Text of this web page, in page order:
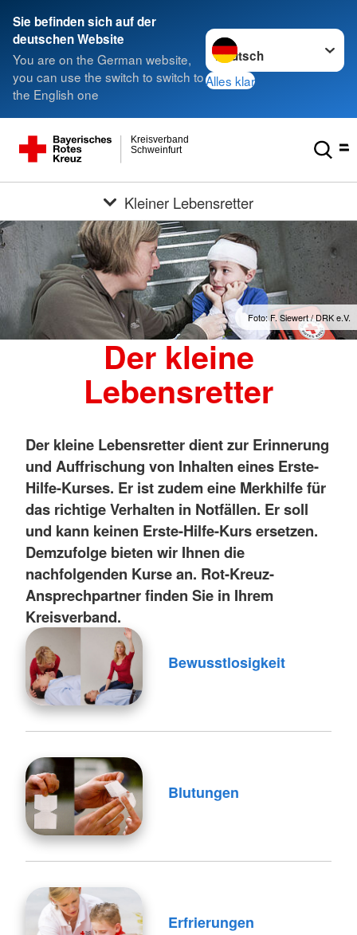
Sie befinden sich auf der
deutschen Website
You are on the German website,
you can use the switch to switch to
the English one
Sprache wechseln zu
Alles klar
Schweinfurt
Kreisverband
Kleiner Lebensretter
Foto: F. Siewert / DRK e.V.
Der kleine
Lebensretter
Der kleine Lebensretter dient zur Erinnerung
und Auffrischung von Inhalten eines Erste-
Hilfe-Kurses. Er ist zudem eine Merkhilfe für
das richtige Verhalten in Notfällen. Er soll
und kann keinen Erste-Hilfe-Kurs ersetzen.
Demzufolge bieten wir Ihnen die
nachfolgenden Kurse an. Rot-Kreuz-
Ansprechpartner finden Sie in Ihrem
Kreisverband.
Bewusstlosigkeit
Blutungen
Erfrierungen